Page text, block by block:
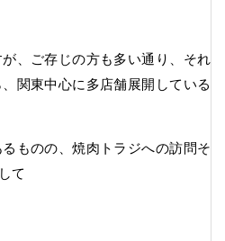
、ご存じの方も多い通り、それ
関東中心に多店舗展開している
ものの、焼肉トラジへの訪問そ
て